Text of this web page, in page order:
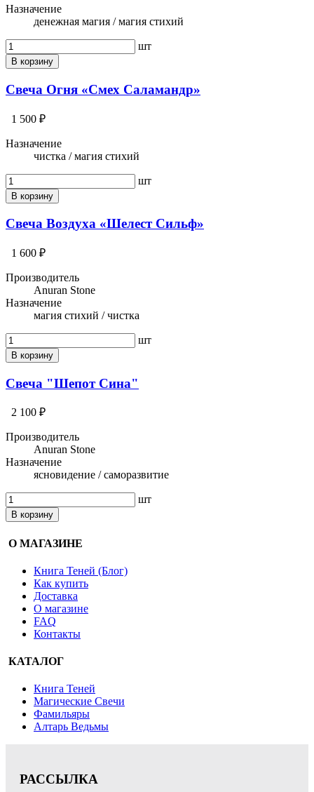
Назначение
денежная магия / магия стихий
шт
В корзину
Свеча Огня «Смех Саламандр»
1 500 ₽
Назначение
чистка / магия стихий
шт
В корзину
Свеча Воздуха «Шелест Сильф»
1 600 ₽
Производитель
Anuran Stone
Назначение
магия стихий / чистка
шт
В корзину
Свеча "Шепот Сина"
2 100 ₽
Производитель
Anuran Stone
Назначение
ясновидение / саморазвитие
шт
В корзину
О МАГАЗИНЕ
Книга Теней (Блог)
Как купить
Доставка
О магазине
FAQ
Контакты
КАТАЛОГ
Книга Теней
Магические Свечи
Фамильяры
Алтарь Ведьмы
РАССЫЛКА